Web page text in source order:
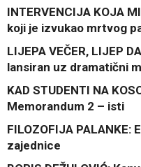
INTERVENCIJA KOJA
koji je izvukao mrtvog
LIJEPA VEČER, LIJEP
lansiran uz dramatični
KAD STUDENTI NA
Memorandum 2 – isti
FILOZOFIJA
zajednice